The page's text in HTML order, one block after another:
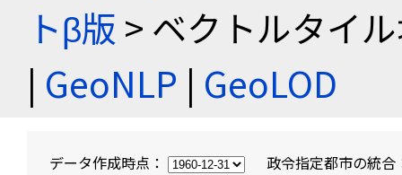
トβ版 > ベクトルタイ
| GeoNLP | GeoLOD
データ作成時点： 政令指定都市の統